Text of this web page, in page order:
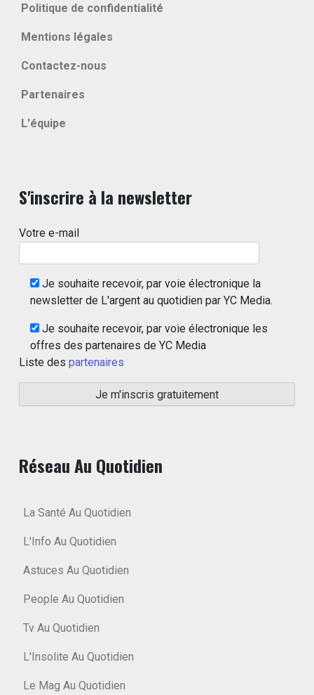
Politique de confidentialité
Mentions légales
Contactez-nous
Partenaires
L'équipe
S'inscrire à la newsletter
Votre e-mail
Je souhaite recevoir, par voie électronique la
newsletter de L'argent au quotidien par YC Media.
Je souhaite recevoir, par voie électronique les
offres des partenaires de YC Media
Liste des partenaires
Réseau Au Quotidien
La Santé Au Quotidien
L'Info Au Quotidien
Astuces Au Quotidien
People Au Quotidien
Tv Au Quotidien
L'Insolite Au Quotidien
Le Mag Au Quotidien